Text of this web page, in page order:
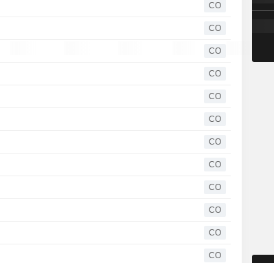
CO
CO
CO
CO
CO
CO
CO
CO
CO
CO
CO
CO